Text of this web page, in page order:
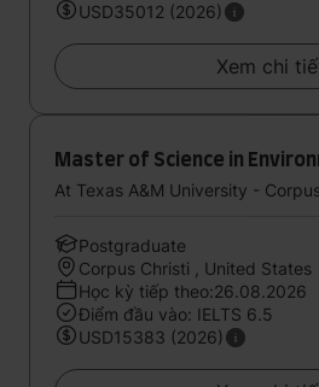
USD35012 (2026)
Xem chi
Master of Science in
Postgraduate
Corpus Christi , United States
Học kỳ tiếp theo:26.08.2026
Điểm đầu vào: IELTS 6.5
USD15383 (2026)